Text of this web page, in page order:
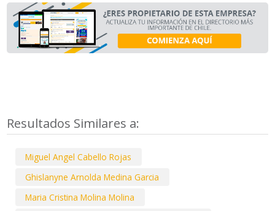
Resultados Similares a:
Miguel Angel Cabello Rojas
Ghislanyne Arnolda Medina Garcia
Maria Cristina Molina Molina